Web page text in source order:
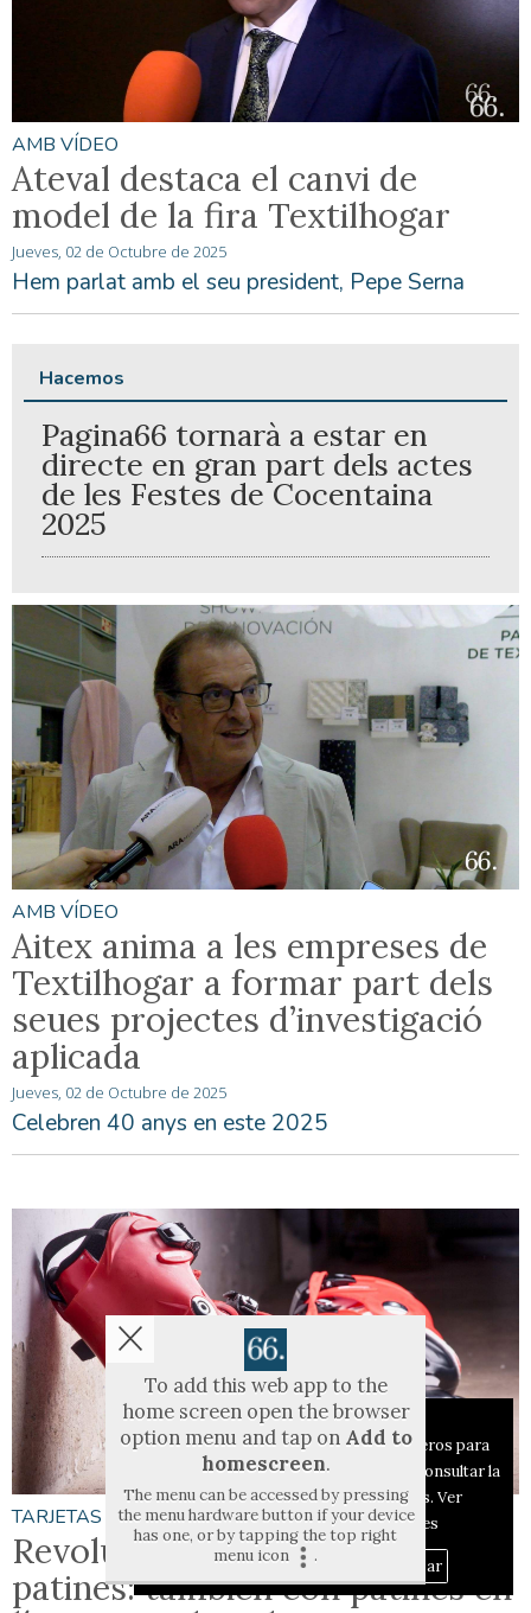
AMB VÍDEO
Ateval destaca el canvi de
model de la fira Textilhogar
Jueves, 02 de Octubre de 2025
Hem parlat amb el seu president, Pepe Serna
Hacemos
Pagina66 tornarà a estar en
directe en gran part dels actes
de les Festes de Cocentaina
2025
AMB VÍDEO
Aitex anima a les empreses de
Textilhogar a formar part dels
seues projectes d’investigació
aplicada
Jueves, 02 de Octubre de 2025
Celebren 40 anys en este 2025
TARJETAS NUEVAS
Revolución en el hockey sobre
patines: también con patines en
To add this web app to the
home screen open the browser
option menu and tap on Add to
homescreen.
The menu can be accessed by pressing
the menu hardware button if your device
has one, or by tapping the top right
menu icon
.
Aviso sobre el Uso de cookies:
Utilizamos cookies nuestras y de terceros para
el funcionamiento del digital. Puedes consultar la
lista de cookies y como desconectarlas. Ver
nuestra Política de Privacidad y Cookies
Aceptar Cookies Personalizar